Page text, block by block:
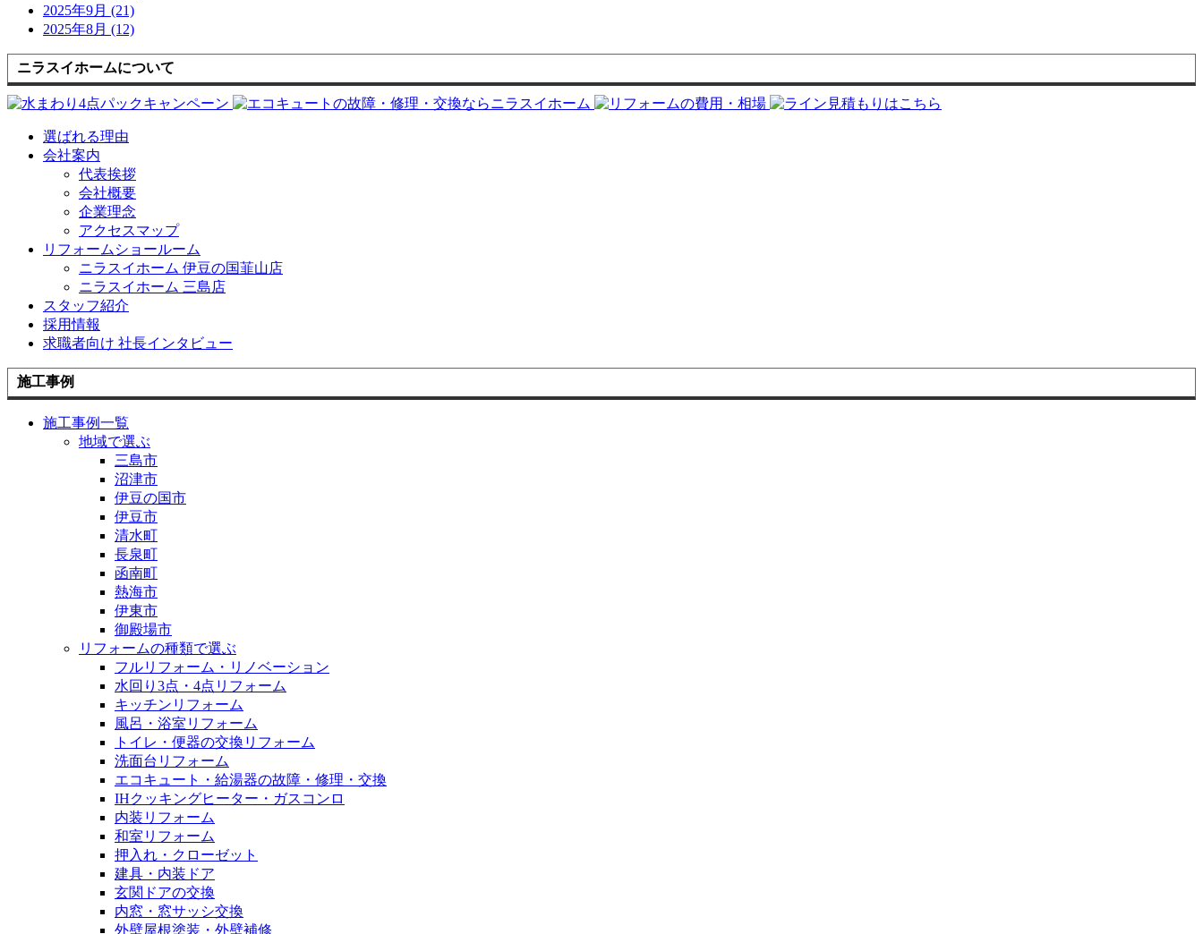
2025年9月 (21)
2025年8月 (12)
ニラスイホームについて
選ばれる理由
会社案内
代表挨拶
会社概要
企業理念
アクセスマップ
リフォームショールーム
ニラスイホーム 伊豆の国韮山店
ニラスイホーム 三島店
スタッフ紹介
採用情報
求職者向け 社長インタビュー
施工事例
施工事例一覧
地域で選ぶ
三島市
沼津市
伊豆の国市
伊豆市
清水町
長泉町
函南町
熱海市
伊東市
御殿場市
リフォームの種類で選ぶ
フルリフォーム・リノベーション
水回り3点・4点リフォーム
キッチンリフォーム
風呂・浴室リフォーム
トイレ・便器の交換リフォーム
洗面台リフォーム
エコキュート・給湯器の故障・修理・交換
IHクッキングヒーター・ガスコンロ
内装リフォーム
和室リフォーム
押入れ・クローゼット
建具・内装ドア
玄関ドアの交換
内窓・窓サッシ交換
外壁屋根塗装・外壁補修